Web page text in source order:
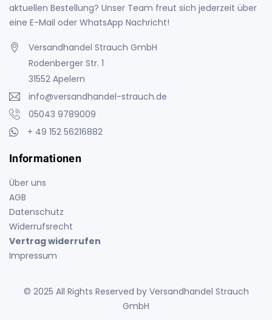
aktuellen Bestellung? Unser Team freut sich jederzeit über
eine E-Mail oder WhatsApp Nachricht!
Versandhandel Strauch GmbH
Rodenberger Str. 1
31552 Apelern
info@versandhandel-strauch.de
05043 9789009
+ 49 152 56216882
Informationen
Über uns
AGB
Datenschutz
Widerrufsrecht
Vertrag widerrufen
Impressum
© 2025 All Rights Reserved by Versandhandel Strauch
GmbH